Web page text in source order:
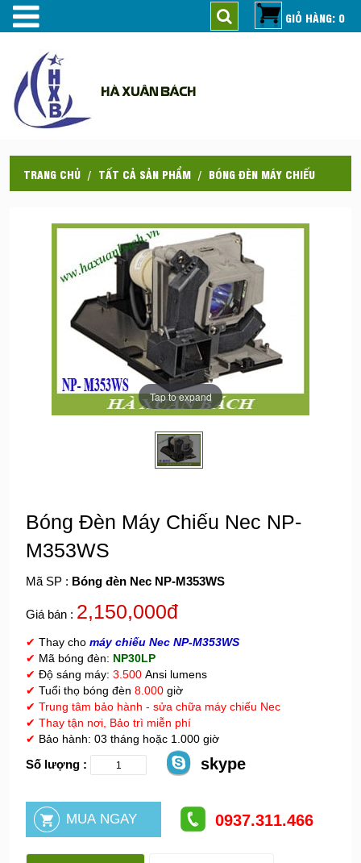
HÀ XUÂN BÁCH
TRANG CHỦ TẤT CẢ SẢN PHẨM BÓNG ĐÈN MÁY CHIẾU
Tap to expand
Bóng Đèn Máy Chiếu Nec NP-
M353WS
Mã SP : Bóng đèn Nec NP-M353WS
Giá bán : 2,150,000đ
✔ Thay cho máy chiếu Nec NP-M353WS
✔ Mã bóng đèn: NP30LP
✔ Độ sáng máy: 3.500 Ansi lumens
✔ Tuổi thọ bóng đèn 8.000 giờ
✔ Trung tâm bảo hành - sửa chữa máy chiếu Nec
✔ Thay tận nơi, Bảo trì miễn phí
✔ Bảo hành: 03 tháng hoặc 1.000 giờ
Số lượng : skype
0937.311.466
GIỎ HÀNG: 0